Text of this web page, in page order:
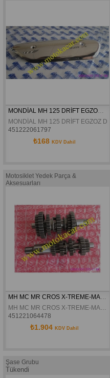
MONDİAL MH 125 DRİFT EGZOZ DEKOR KAPAĞI ORJİNAL
MONDİAL MH 125 DRİFT EGZOZ
451222061797
₺168 KDV Dahil
Motosiklet Yedek Parça &
Aksesuarları
MH MC MR CROS X-TREME-MAX DELTAFORCE SANZIMAN DISLI SETI
MH MC MR CROS X-TREME-MAX DELTAFORCE SANZIMAN DISLI SETI
451221064478
₺1.904 KDV Dahil
Şase Grubu
Tükendi